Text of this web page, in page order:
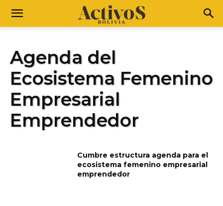
Agenda del
Ecosistema Femenino
Empresarial
Emprendedor
Cumbre estructura agenda para el
ecosistema femenino empresarial
emprendedor